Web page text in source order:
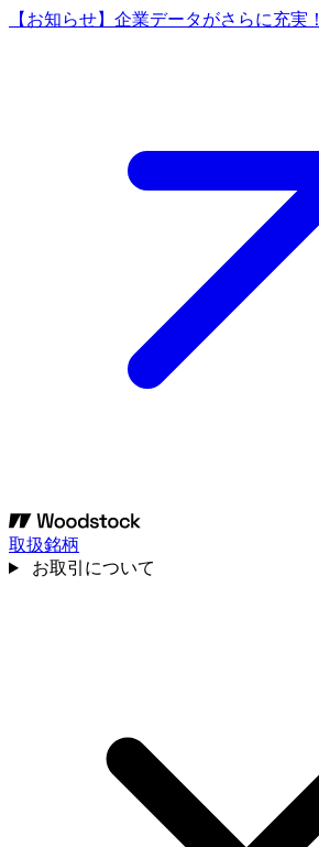
【お知らせ】企業データがさらに充実！
取扱銘柄
お取引について